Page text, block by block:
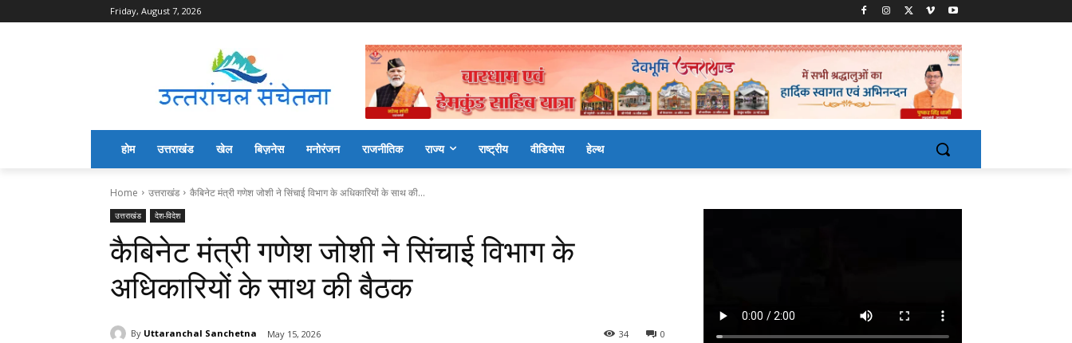
Friday, August 7, 2026
होम उत्तराखंड खेल बिज़नेस मनोरंजन राजनीतिक राज्य राष्ट्रीय वीडियोस हेल्थ
Home उत्तराखंड कैबिनेट मंत्री गणेश जोशी ने सिंचाई विभाग के अधिकारियों के साथ की...
उत्तराखंड देश-विदेश
कैबिनेट मंत्री गणेश जोशी ने सिंचाई विभाग के
अधिकारियों के साथ की बैठक
By Uttaranchal Sanchetna May 15, 2026 0
34